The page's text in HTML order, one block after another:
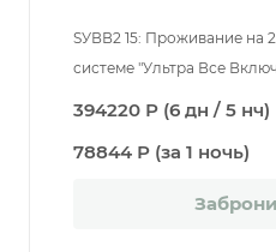
SУВВ2 15: Проживание на
системе "Ультра Все
394220 Р (6 дн / 5 нч)
78844 Р (за 1 ночь)